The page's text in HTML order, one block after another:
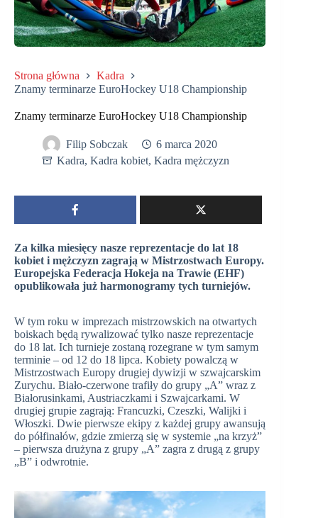
Strona główna
Kadra
Znamy terminarze EuroHockey U18 Championship
Znamy terminarze EuroHockey U18 Championship
Filip Sobczak
6 marca 2020
Kadra, Kadra kobiet, Kadra mężczyzn
Za kilka miesięcy nasze reprezentacje do lat 18
kobiet i mężczyzn zagrają w Mistrzostwach Europy.
Europejska Federacja Hokeja na Trawie (EHF)
opublikowała już harmonogramy tych turniejów.
W tym roku w imprezach mistrzowskich na otwartych
boiskach będą rywalizować tylko nasze reprezentacje
do 18 lat. Ich turnieje zostaną rozegrane w tym samym
terminie – od 12 do 18 lipca. Kobiety powalczą w
Mistrzostwach Europy drugiej dywizji w szwajcarskim
Zurychu. Biało-czerwone trafiły do grupy „A” wraz z
Białorusinkami, Austriaczkami i Szwajcarkami. W
drugiej grupie zagrają: Francuzki, Czeszki, Walijki i
Włoszki. Dwie pierwsze ekipy z każdej grupy awansują
do półfinałów, gdzie zmierzą się w systemie „na krzyż”
– pierwsza drużyna z grupy „A” zagra z drugą z grupy
„B” i odwrotnie.